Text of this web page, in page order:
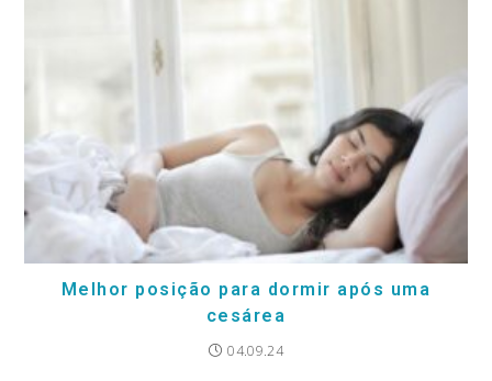
Melhor posição para dormir após uma
cesárea
04.09.24